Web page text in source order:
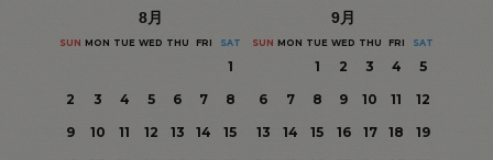
8月
SUN MON TUE WED THU FRI SAT
1
2
3 4 5 6 7
8
9
10 11 12 13 14
15
9月
SUN MON TUE WED THU FRI SAT
1 2 3 4
5
6
7 8 9 10 11
12
13
14 15 16 17 18
19